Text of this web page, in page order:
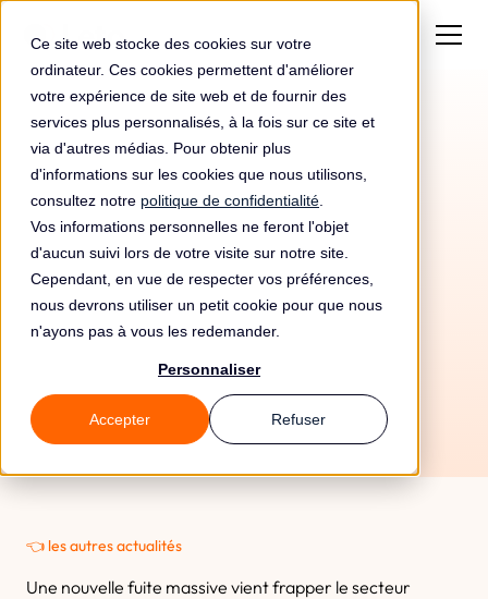
Ce site web stocke des cookies sur votre
ordinateur. Ces cookies permettent d'améliorer
votre expérience de site web et de fournir des
services plus personnalisés, à la fois sur ce site et
via d'autres médias. Pour obtenir plus
d'informations sur les cookies que nous utilisons,
consultez notre politique de confidentialité
Vos informations personnelles ne feront l'objet
d'aucun suivi lors de votre visite sur notre site.
Cependant, en vue de respecter vos préférences,
nous devrons utiliser un petit cookie pour que nous
n'ayons pas à vous les redemander.
Personnaliser
Accepter Refuser
👈 les autres actualités
Une nouvelle fuite massive vient frapper le secteur